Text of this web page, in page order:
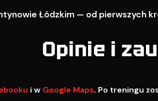
Łódzkim — od pierwszych
Opinie i
i w Google Maps. Po treningu